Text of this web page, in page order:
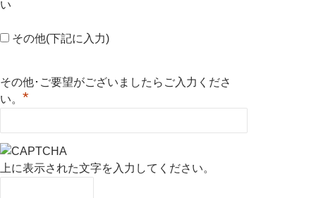
い
その他(下記に入力)
その他･ご要望がございましたらご入力くださ
い。 *
上に表示された文字を入力してください。